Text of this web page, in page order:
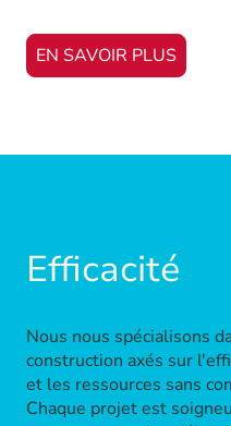
EN SAVOIR PLUS
Efficacité
Nous nous spécialisons
construction axés sur
et les ressources sans
Chaque projet est